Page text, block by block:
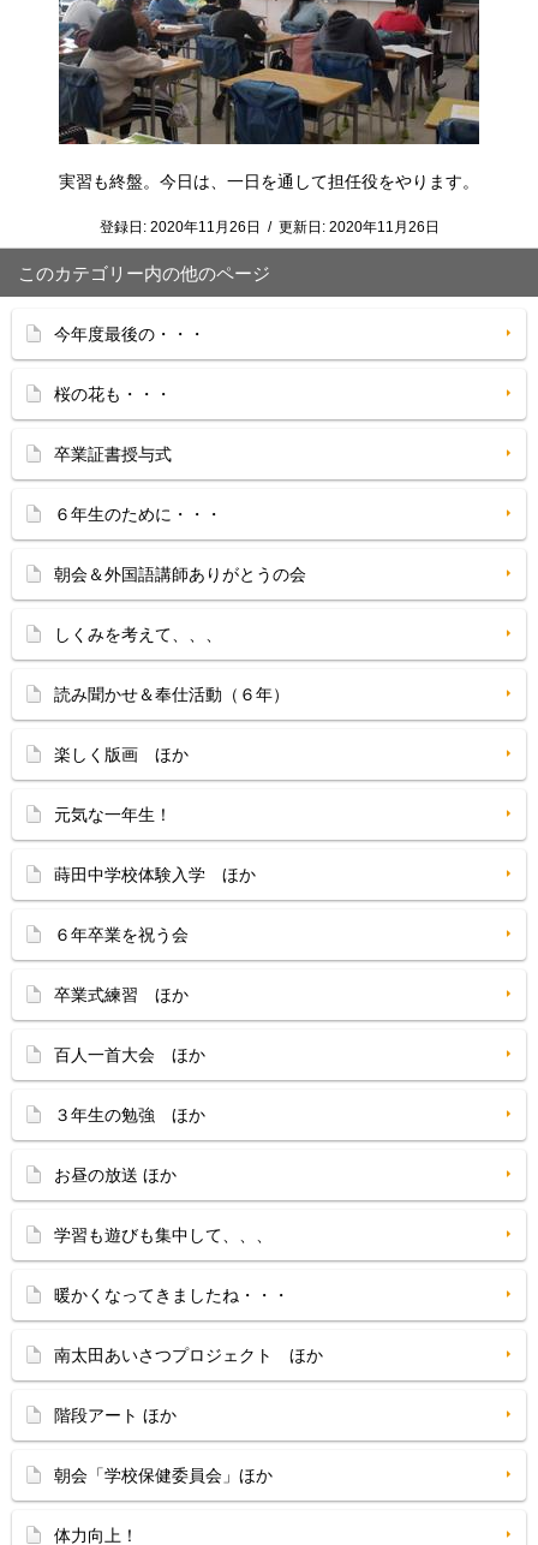
実習も終盤。今日は、一日を通して担任役をやります。
登録日: 2020年11月26日 / 更新日: 2020年11月26日
このカテゴリー内の他のページ
今年度最後の・・・
桜の花も・・・
卒業証書授与式
６年生のために・・・
朝会＆外国語講師ありがとうの会
しくみを考えて、、、
読み聞かせ＆奉仕活動（６年）
楽しく版画 ほか
元気な一年生！
蒔田中学校体験入学 ほか
６年卒業を祝う会
卒業式練習 ほか
百人一首大会 ほか
３年生の勉強 ほか
お昼の放送 ほか
学習も遊びも集中して、、、
暖かくなってきましたね・・・
南太田あいさつプロジェクト ほか
階段アート ほか
朝会「学校保健委員会」ほか
体力向上！